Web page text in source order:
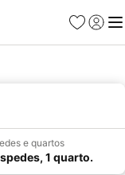
Favoritos
Iniciar
e quartos
1 quarto.